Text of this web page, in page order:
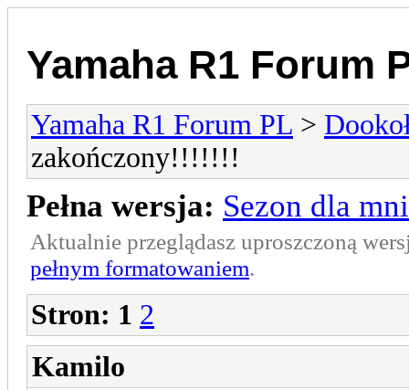
Yamaha R1 Forum
Yamaha R1 Forum PL >
zakończony!!!!!!!
Pełna wersja: Sezon dla
Aktualnie przeglądasz uproszczoną
pełnym formatowaniem.
Stron: 1 2
Kamilo